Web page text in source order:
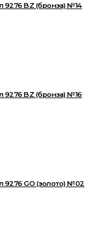
9276 BZ (бронза) №14
9276 BZ (бронза) №16
9276 GO (золото) №02